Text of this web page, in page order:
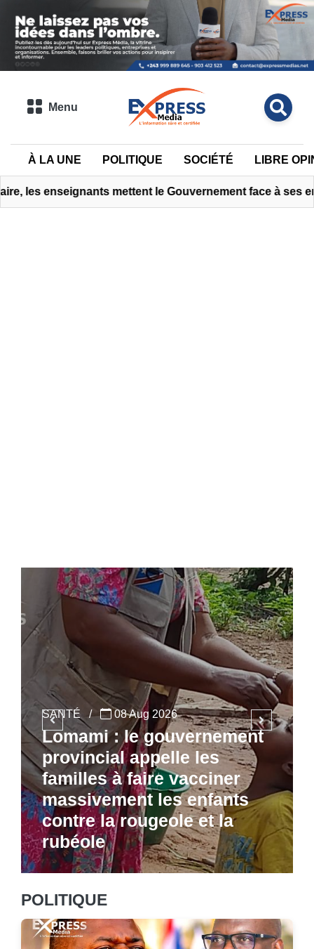
Menu
À LA UNE POLITIQUE SOCIÉTÉ LIBRE
mettent le Gouvernement face à ses engagements
SANTÉ / 08 Aug 2026
Lomami : le gouvernement
provincial appelle les
familles à faire vacciner
massivement les enfants
contre la rougeole et la
rubéole
POLITIQUE